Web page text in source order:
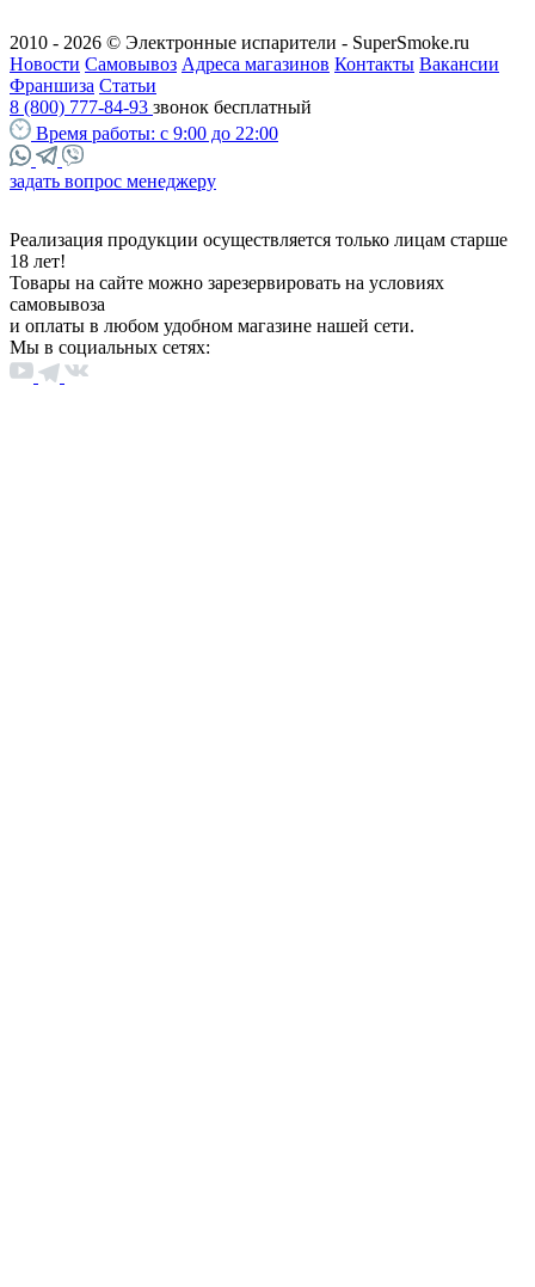
2010 - 2026 © Электронные испарители - SuperSmoke.ru
Новости Самовывоз Адреса магазинов Контакты Вакансии
Франшиза Статьи
8 (800) 777-84-93 звонок бесплатный
Время работы: с 9:00 до 22:00
задать вопрос менеджеру
Реализация продукции осуществляется только лицам старше
18 лет!
Товары на сайте можно зарезервировать на условиях
самовывоза
и оплаты в любом удобном магазине нашей сети.
Мы в социальных сетях: